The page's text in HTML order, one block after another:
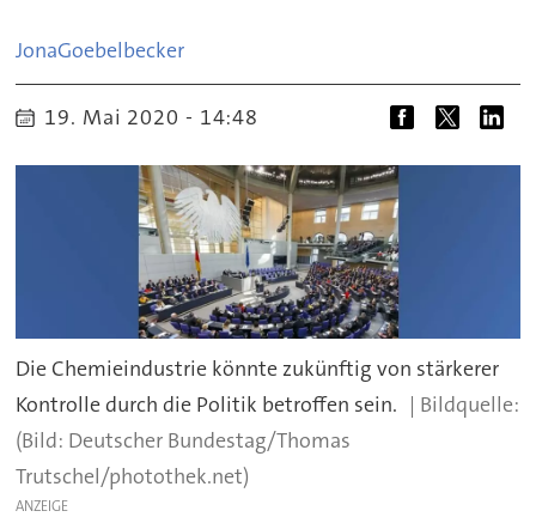
JonaGoebelbecker
19. Mai 2020 - 14:48
Die Chemieindustrie könnte zukünftig von stärkerer
Kontrolle durch die Politik betroffen sein.
(Bild: Deutscher Bundestag/Thomas
Trutschel/photothek.net)
ANZEIGE